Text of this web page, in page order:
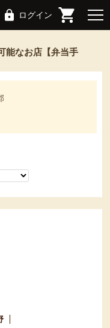
ログイン
能なお店【弁当手